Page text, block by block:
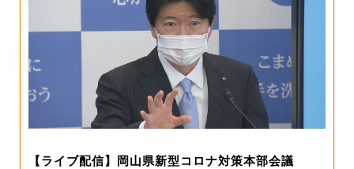
【ライブ配信】岡山県新型コロナ対策本部会議